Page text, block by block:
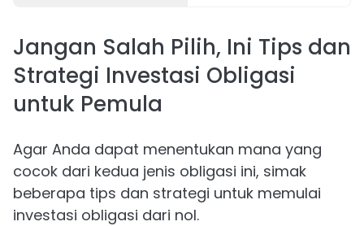
Jangan Salah Pilih, Ini Tips dan
Strategi Investasi Obligasi
untuk Pemula
Agar Anda dapat menentukan mana yang
cocok dari kedua jenis obligasi ini, simak
beberapa tips dan strategi untuk memulai
investasi obligasi dari nol.